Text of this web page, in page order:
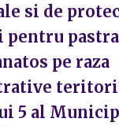
si de
pentru
pe raza
5 al